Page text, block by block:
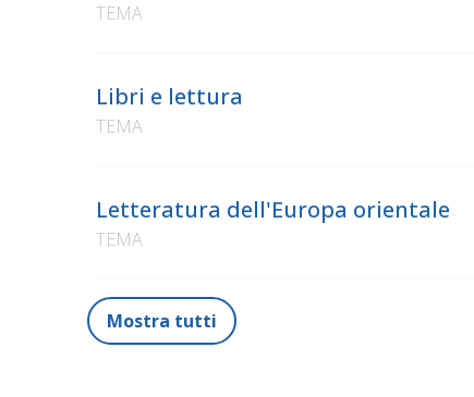
TEMA
Libri e lettura
TEMA
Letteratura dell'Europa orientale
TEMA
Mostra tutti